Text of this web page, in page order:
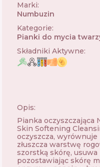
Marki:
Numbuzin
Kategorie:
Pianki do mycia
Składniki Aktywne:
Opis:
Pianka oczyszczająca
Skin Softening
oczyszcza,
złuszcza warstwę
szorstką skórę, usuwa
pozostawiając skórę